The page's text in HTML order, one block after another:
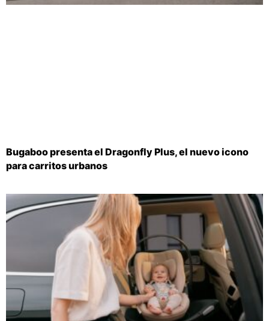
Bugaboo presenta el Dragonfly Plus, el nuevo icono
para carritos urbanos